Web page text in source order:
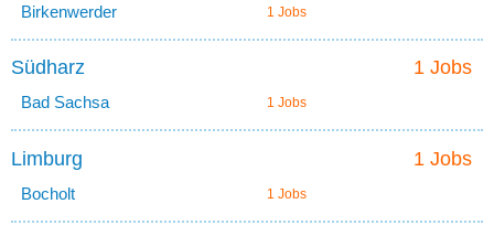
Birkenwerder 1 Jobs
1 Jobs
Südharz
Bad Sachsa 1 Jobs
1 Jobs
Limburg
Bocholt 1 Jobs